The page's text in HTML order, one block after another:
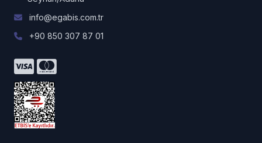
info@egabis.com.tr
+90 850 307 87 01